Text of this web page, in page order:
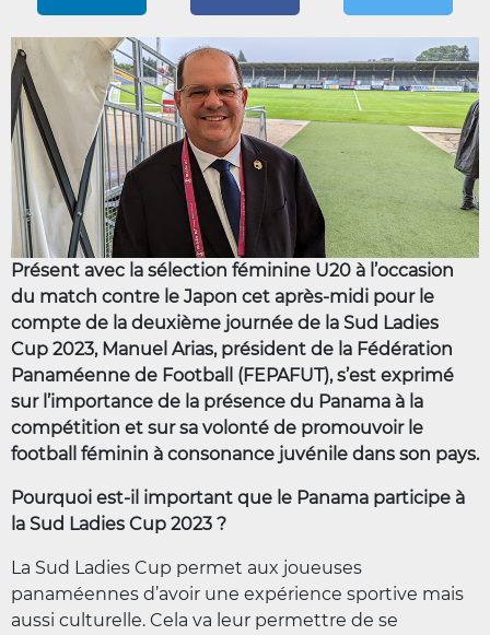
Présent avec la sélection féminine U20 à l’occasion
du match contre le Japon cet après-midi pour le
compte de la deuxième journée de la Sud Ladies
Cup 2023, Manuel Arias, président de la Fédération
Panaméenne de Football (FEPAFUT), s’est exprimé
sur l’importance de la présence du Panama à la
compétition et sur sa volonté de promouvoir le
football féminin à consonance juvénile dans son pays.
Pourquoi est-il important que le Panama participe à
la Sud Ladies Cup 2023 ?
La Sud Ladies Cup permet aux joueuses
panaméennes d’avoir une expérience sportive mais
aussi culturelle. Cela va leur permettre de se